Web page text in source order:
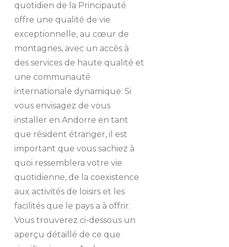
quotidien de la Principauté
offre une qualité de vie
exceptionnelle, au cœur de
montagnes, avec un accès à
des services de haute qualité et
une communauté
internationale dynamique. Si
vous envisagez de vous
installer en Andorre en tant
que résident étranger, il est
important que vous sachiez à
quoi ressemblera votre vie
quotidienne, de la coexistence
aux activités de loisirs et les
facilités que le pays a à offrir.
Vous trouverez ci-dessous un
aperçu détaillé de ce que